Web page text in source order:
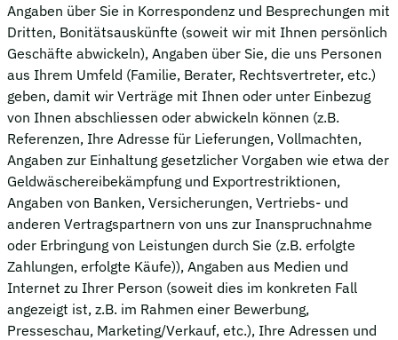
Angaben über Sie in Korrespondenz und Besprechungen mit
Dritten, Bonitätsauskünfte (soweit wir mit Ihnen persönlich
Geschäfte abwickeln), Angaben über Sie, die uns Personen
aus Ihrem Umfeld (Familie, Berater, Rechtsvertreter, etc.)
geben, damit wir Verträge mit Ihnen oder unter Einbezug
von Ihnen abschliessen oder abwickeln können (z.B.
Referenzen, Ihre Adresse für Lieferungen, Vollmachten,
Angaben zur Einhaltung gesetzlicher Vorgaben wie etwa der
Geldwäschereibekämpfung und Exportrestriktionen,
Angaben von Banken, Versicherungen, Vertriebs- und
anderen Vertragspartnern von uns zur Inanspruchnahme
oder Erbringung von Leistungen durch Sie (z.B. erfolgte
Zahlungen, erfolgte Käufe)), Angaben aus Medien und
Internet zu Ihrer Person (soweit dies im konkreten Fall
angezeigt ist, z.B. im Rahmen einer Bewerbung,
Presseschau, Marketing/Verkauf, etc.), Ihre Adressen und